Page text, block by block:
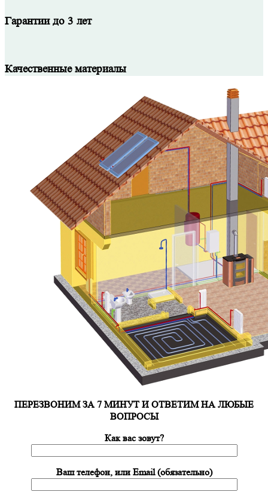
Гарантии до 3 лет
Качественные материалы
ПЕРЕЗВОНИМ ЗА 7 МИНУТ И ОТВЕТИМ НА ЛЮБЫЕ
ВОПРОСЫ
Как вас зовут?
Ваш телефон, или Email (обязательно)